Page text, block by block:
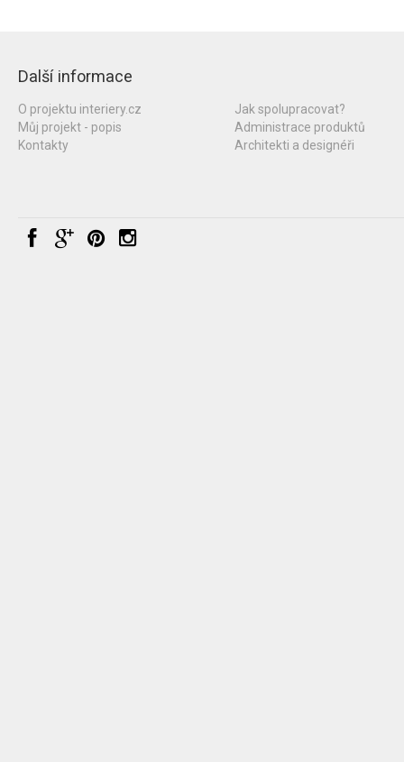
Další informace
O projektu interiery.cz
Můj projekt - popis
Kontakty
Jak spolupracovat?
Administrace produktů
Architekti a designéři